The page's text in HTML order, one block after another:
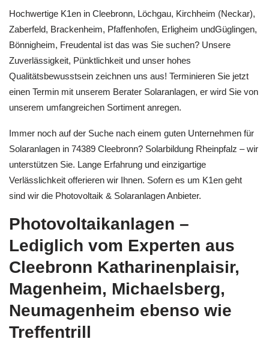
Hochwertige K1en in Cleebronn, Löchgau, Kirchheim (Neckar),
Zaberfeld, Brackenheim, Pfaffenhofen, Erligheim undGüglingen,
Bönnigheim, Freudental ist das was Sie suchen? Unsere
Zuverlässigkeit, Pünktlichkeit und unser hohes
Qualitätsbewusstsein zeichnen uns aus! Terminieren Sie jetzt
einen Termin mit unserem Berater Solaranlagen, er wird Sie von
unserem umfangreichen Sortiment anregen.
Immer noch auf der Suche nach einem guten Unternehmen für
Solaranlagen in 74389 Cleebronn? Solarbildung Rheinpfalz – wir
unterstützen Sie. Lange Erfahrung und einzigartige
Verlässlichkeit offerieren wir Ihnen. Sofern es um K1en geht
sind wir die Photovoltaik & Solaranlagen Anbieter.
Photovoltaikanlagen –
Lediglich vom Experten aus
Cleebronn Katharinenplaisir,
Magenheim, Michaelsberg,
Neumagenheim ebenso wie
Treffentrill